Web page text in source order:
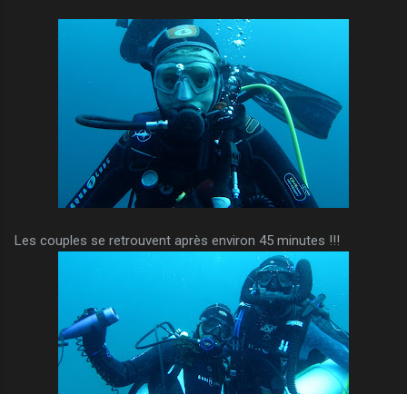
Les couples se retrouvent après environ 45 minutes !!!